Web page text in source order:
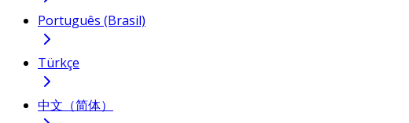
Português (Brasil)
Türkçe
中文（简体）